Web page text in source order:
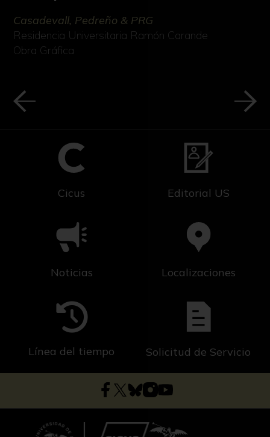
Casadevall, Pedreño & PRG
Residencia Universitaria Ramón Carande
Obra Gráfica
Cicus Editorial US
Noticias Localizaciones
Línea del tiempo Solicitud de Servicio